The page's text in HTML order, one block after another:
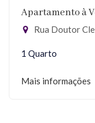
Apartamento à
Rua Doutor
1 Quarto
Mais informações